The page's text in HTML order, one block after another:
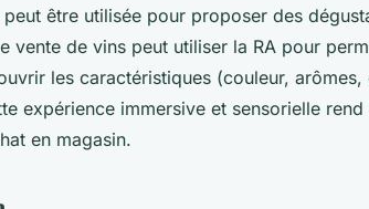
peut être utilisée pour proposer des
vente de vins peut utiliser la RA pour
les caractéristiques (couleur,
expérience immersive et sensorielle rend
en magasin.